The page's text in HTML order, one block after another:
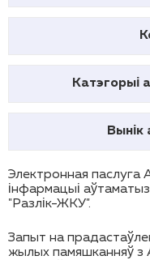
Катэгорыі
Вынік
Электронная паслуга
інфармацыі
"Разлік-ЖКУ".
Запыт на
жылых памяшканняў з